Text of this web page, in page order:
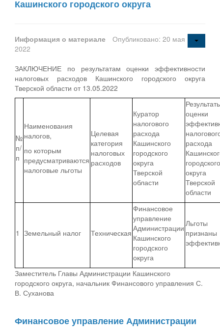
Кашинского городского округа
Информация о материале
Опубликовано: 20 мая
2022
ЗАКЛЮЧЕНИЕ по результатам оценки эффективности
налоговых расходов Кашинского городского округа
Тверской области от 13.05.2022
№
п/
п
Наименования
налогов,
по которым
предусматриваются
налоговые льготы
Целевая
категория
налоговых
расходов
Куратор
налогового
расхода
Кашинского
городского
округа
Тверской
области
оценки
расхода
городского
округа
Тверской
области
1 Земельный налог Техническая
Финансовое
управление
Администрации
Кашинского
городского
округа
Льготы
признаны
Заместитель Главы Администрации Кашинского
городского округа, начальник Финансового управления С.
В. Суханова
Финансовое управление Администрации